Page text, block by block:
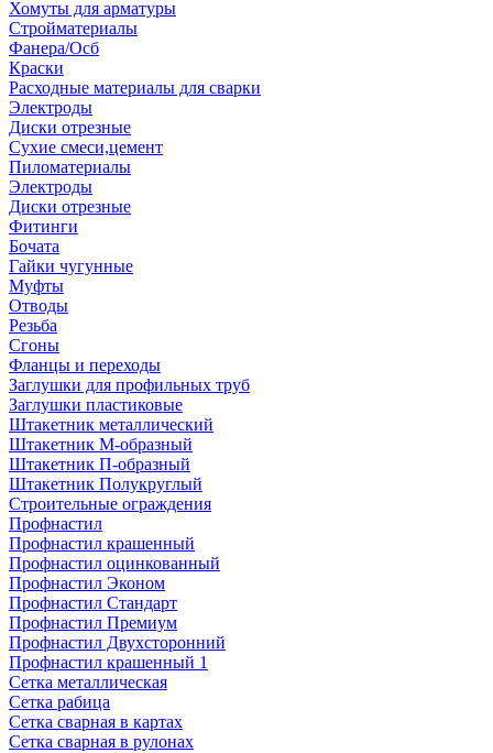
Хомуты для арматуры
Стройматериалы
Фанера/Осб
Краски
Расходные материалы для сварки
Электроды
Диски отрезные
Сухие смеси,цемент
Пиломатериалы
Электроды
Диски отрезные
Фитинги
Бочата
Гайки чугунные
Муфты
Отводы
Резьба
Сгоны
Фланцы и переходы
Заглушки для профильных труб
Заглушки пластиковые
Штакетник металлический
Штакетник М-образный
Штакетник П-образный
Штакетник Полукруглый
Строительные ограждения
Профнастил
Профнастил крашенный
Профнастил оцинкованный
Профнастил Эконом
Профнастил Стандарт
Профнастил Премиум
Профнастил Двухсторонний
Профнастил крашенный 1
Сетка металлическая
Сетка рабица
Сетка сварная в картах
Сетка сварная в рулонах